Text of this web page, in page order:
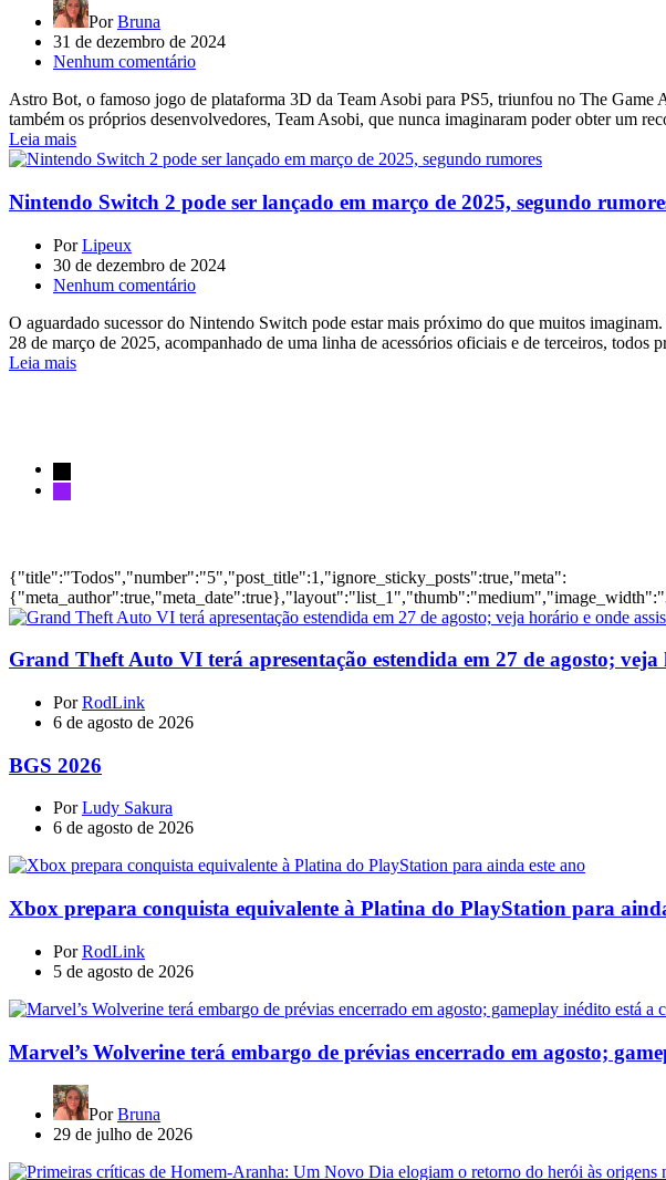
PorBruna
31 de dezembro de 2024
Nenhum comentário
Astro Bot, o famoso jogo de plataforma 3D da Team Asobi para PS5, triunfou no The
também os próprios desenvolvedores, Team Asobi, que nunca imaginaram poder obter um
Leia mais
Nintendo Switch 2 pode ser lançado em março de 2025, segundo
PorLipeux
30 de dezembro de 2024
Nenhum comentário
O aguardado sucessor do Nintendo Switch pode estar mais próximo do que muitos
28 de março de 2025, acompanhado de uma linha de acessórios oficiais e de terceiros, todos
Leia mais
{"title":"Todos","number":"5","post_title":1,"ignore_sticky_posts":true,"meta":
Grand Theft Auto VI terá apresentação estendida em 27 de agosto;
PorRodLink
6 de agosto de 2026
BGS 2026
PorLudy Sakura
6 de agosto de 2026
Xbox prepara conquista equivalente à Platina do PlayStation para
PorRodLink
5 de agosto de 2026
Marvel’s Wolverine terá embargo de prévias encerrado em agosto;
PorBruna
29 de julho de 2026